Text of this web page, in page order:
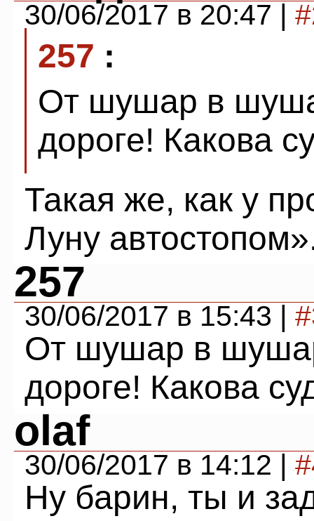
30/06/2017 в 20:47 |
257 :
От шушар в
дороге! Какова
Такая же, как у
Луну
257
30/06/2017 в 15:43 |
От шушар в
дороге! Какова
olaf
30/06/2017 в 14:12 |
Ну барин, ты и